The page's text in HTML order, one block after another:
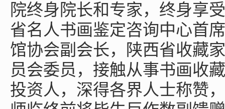
院终身院长和专家，终身享
省名人书画鉴定咨询中心首
馆协会副会长，陕西省收藏
员会委员，接触从事书画收
投资人，深得各界人士称赞